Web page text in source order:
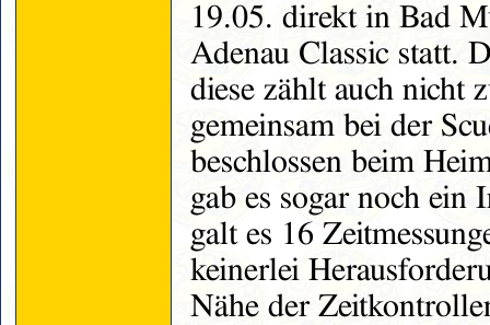
19.05. direkt in Bad
Adenau Classic statt.
diese zählt auch
gemeinsam bei der
beschlossen beim
gab es sogar noch ein
galt es 16
keinerlei
Nähe der